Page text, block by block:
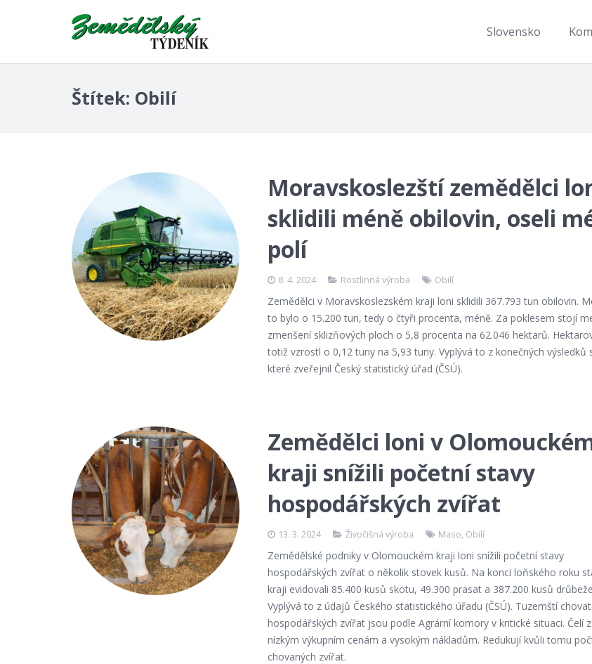
Slovensko
Štítek: Obilí
Moravskoslezští zemědělci
sklidili méně obilovin, oseli
polí
8. 4. 2024 Rostlinná výroba Obilí
Zemědělci v Moravskoslezském kraji loni sklidili 367.793 tun obilovin.
to bylo o 15.200 tun, tedy o čtyři procenta, méně. Za poklesem stojí
zmenšení sklizňových ploch o 5,8 procenta na 62.046 hektarů.
totiž vzrostl o 0,12 tuny na 5,93 tuny. Vyplývá to z konečných výsledků
které zveřejnil Český statistický úřad (ČSÚ).
Zemědělci loni v
kraji snížili početní stavy
hospodářských zvířat
13. 3. 2024 Živočišná výroba Maso, Obilí
Zemědělské podniky v Olomouckém kraji loni snížili početní stavy
hospodářských zvířat o několik stovek kusů. Na konci loňského roku
kraji evidovali 85.400 kusů skotu, 49.300 prasat a 387.200 kusů
Vyplývá to z údajů Českého statistického úřadu (ČSÚ). Tuzemští
hospodářských zvířat jsou podle Agrární komory v kritické situaci. Čelí
nízkým výkupním cenám a vysokým nákladům. Redukují kvůli tomu
chovaných zvířat.